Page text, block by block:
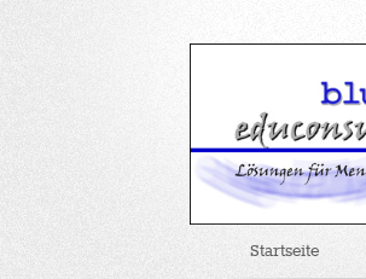
Startseite